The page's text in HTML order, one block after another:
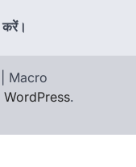
करें।
| Macro
WordPress.